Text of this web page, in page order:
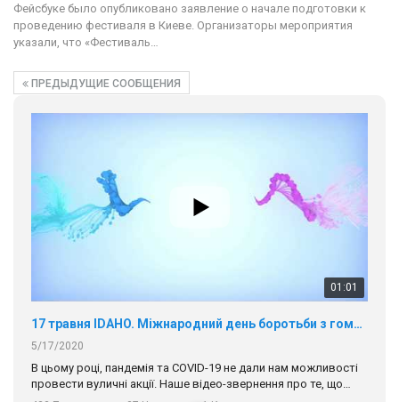
Фейсбуке было опубликовано заявление о начале подготовки к
проведению фестиваля в Киеве. Организаторы мероприятия
указали, что «Фестиваль…
ПРЕДЫДУЩИЕ СООБЩЕНИЯ
01:01
17 травня IDAHO. Міжнародний день боротьби з гомофобією трансфобією і біфобія.
5/17/2020
В цьому році, пандемія та COVІD-19 не дали нам можливості
провести вуличні акції. Наше відео-звернення про те, що